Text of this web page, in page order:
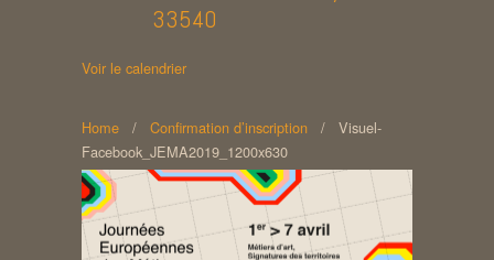
33540
Voir le calendrier
Home / Confirmation d’inscription /
Visuel-
Facebook_JEMA2019_1200x630